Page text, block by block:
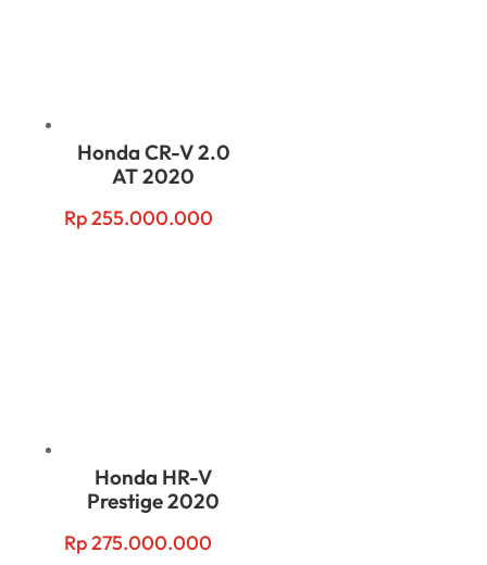
Honda CR-V 2.0
AT 2020
Rp255.000.000
Honda HR-V
Prestige 2020
Rp275.000.000